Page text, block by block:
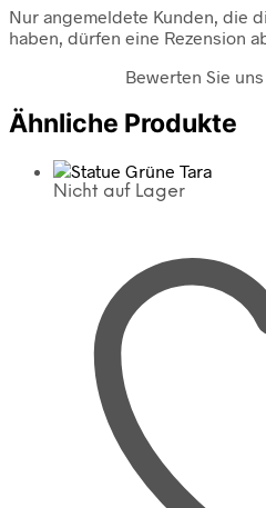
Nur angemeldete Kunden, die
haben, dürfen eine Rezension
Bewerten Sie
Ähnliche Produkte
Nicht auf Lager